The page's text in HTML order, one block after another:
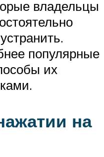
владельцы
популярные
их
на